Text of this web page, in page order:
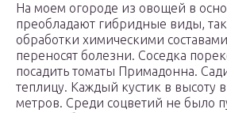
На моем огороде из овощей в
преобладают гибридные виды,
обработки химическими
переносят болезни. Соседка
посадить томаты Примадонна.
теплицу. Каждый кустик в высоту
метров. Среди соцветий не было